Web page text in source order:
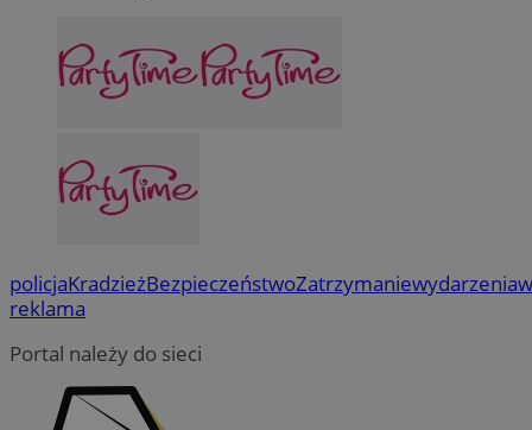
policjaKradzieżBezpieczeństwoZatrzymaniewydarzenia
reklama
Portal należy do sieci